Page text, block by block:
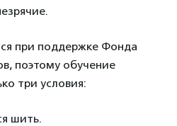
при поддержке Фонда
поэтому обучение
три условия:
шить.